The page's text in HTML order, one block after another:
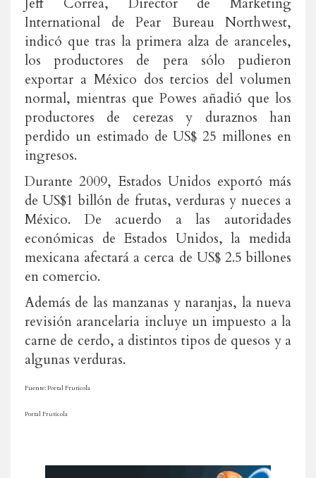
International de Pear Bureau Northwest,
indicó que tras la primera alza de aranceles,
los productores de pera sólo pudieron
exportar a México dos tercios del volumen
normal, mientras que Powes añadió que los
productores de cerezas y duraznos han
perdido un estimado de US$ 25 millones en
ingresos.
Durante 2009, Estados Unidos exportó más
de US$1 billón de frutas, verduras y nueces a
México. De acuerdo a las autoridades
económicas de Estados Unidos, la medida
mexicana afectará a cerca de US$ 2.5 billones
en comercio.
Además de las manzanas y naranjas, la nueva
revisión arancelaria incluye un impuesto a la
carne de cerdo, a distintos tipos de quesos y a
algunas verduras.
Fuente: Portal Frutícola
Portal Frutícola